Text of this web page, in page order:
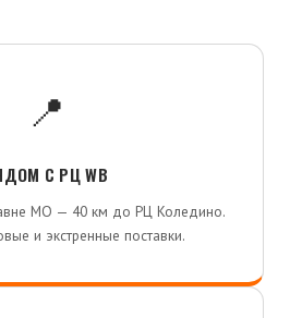
📍
С РЦ WB
МО — 40 км до РЦ Коледино.
и экстренные поставки.